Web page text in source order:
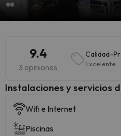
9.4
3 opiniones
Calidad-
Excelente
Instalaciones y servicios
Wifi e Internet
Piscinas